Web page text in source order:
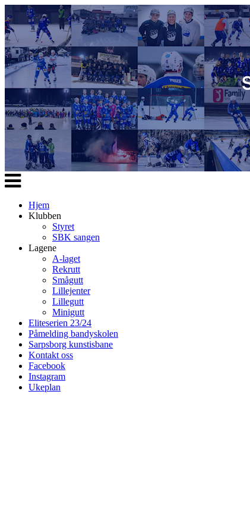
Veksle
navigasjon
Hjem
Klubben
Styret
SBK sangen
Lagene
A-laget
Rekrutt
Smågutt
Lillejenter
Lillegutt
Minigutt
Eliteserien 23/24
Påmelding bandyskolen
Sarpsborg kunstisbane
Kontakt oss
Facebook
Instagram
Ukeplan